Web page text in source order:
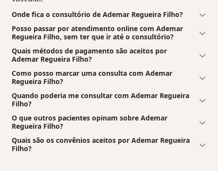
Onde fica o consultório de Ademar Regueira Filho?
Posso passar por atendimento online com Ademar
Regueira Filho, sem ter que ir até o consultório?
Quais métodos de pagamento são aceitos por
Ademar Regueira Filho?
Como posso marcar uma consulta com Ademar
Regueira Filho?
Quando poderia me consultar com Ademar Regueira
Filho?
O que outros pacientes opinam sobre Ademar
Regueira Filho?
Quais são os convênios aceitos por Ademar Regueira
Filho?